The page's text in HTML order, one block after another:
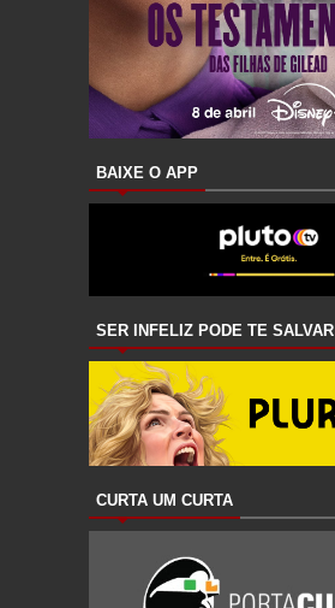
BAIXE O APP
SER INFELIZ PODE TE SALVAR
CURTA UM CURTA